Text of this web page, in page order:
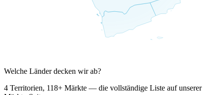
Welche Länder decken wir ab?
4 Territorien, 118+ Märkte — die vollständige Liste auf unserer